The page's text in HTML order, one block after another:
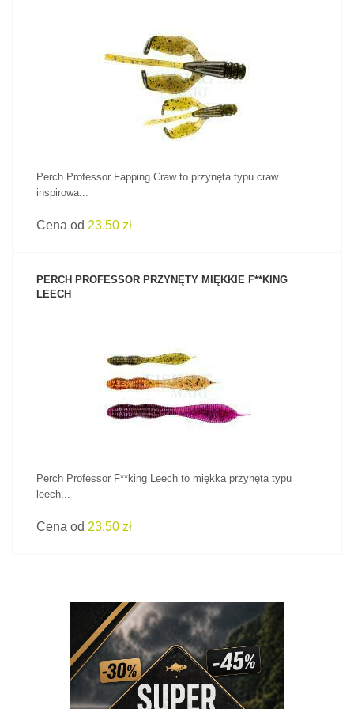
ZOBACZ PRODUKT
Perch Professor Fapping Craw to przynęta typu craw
inspirowa...
Cena od 23.50 zł
PERCH PROFESSOR PRZYNĘTY MIĘKKIE F**KING
LEECH
ZOBACZ PRODUKT
Perch Professor F**king Leech to miękka przynęta typu
leech...
Cena od 23.50 zł